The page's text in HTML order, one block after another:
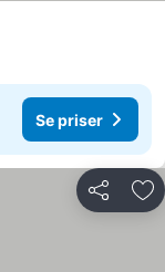
Se priser
Dela